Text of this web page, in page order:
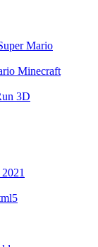
Minecraft